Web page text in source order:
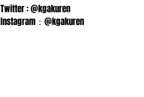
Twitter : @kgakuren
Instagram：@kgakuren